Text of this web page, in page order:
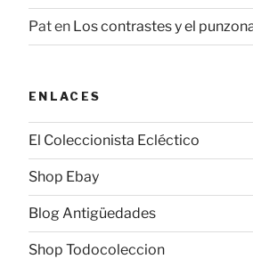
Paten Los contrastes y el
ENLACES
El Coleccionista Ecléctico
Shop Ebay
Blog Antigüedades
Shop Todocoleccion